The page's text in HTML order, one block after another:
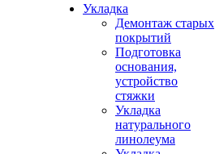
Укладка
Демонтаж старых
покрытий
Подготовка
основания,
устройство
стяжки
Укладка
натурального
линолеума